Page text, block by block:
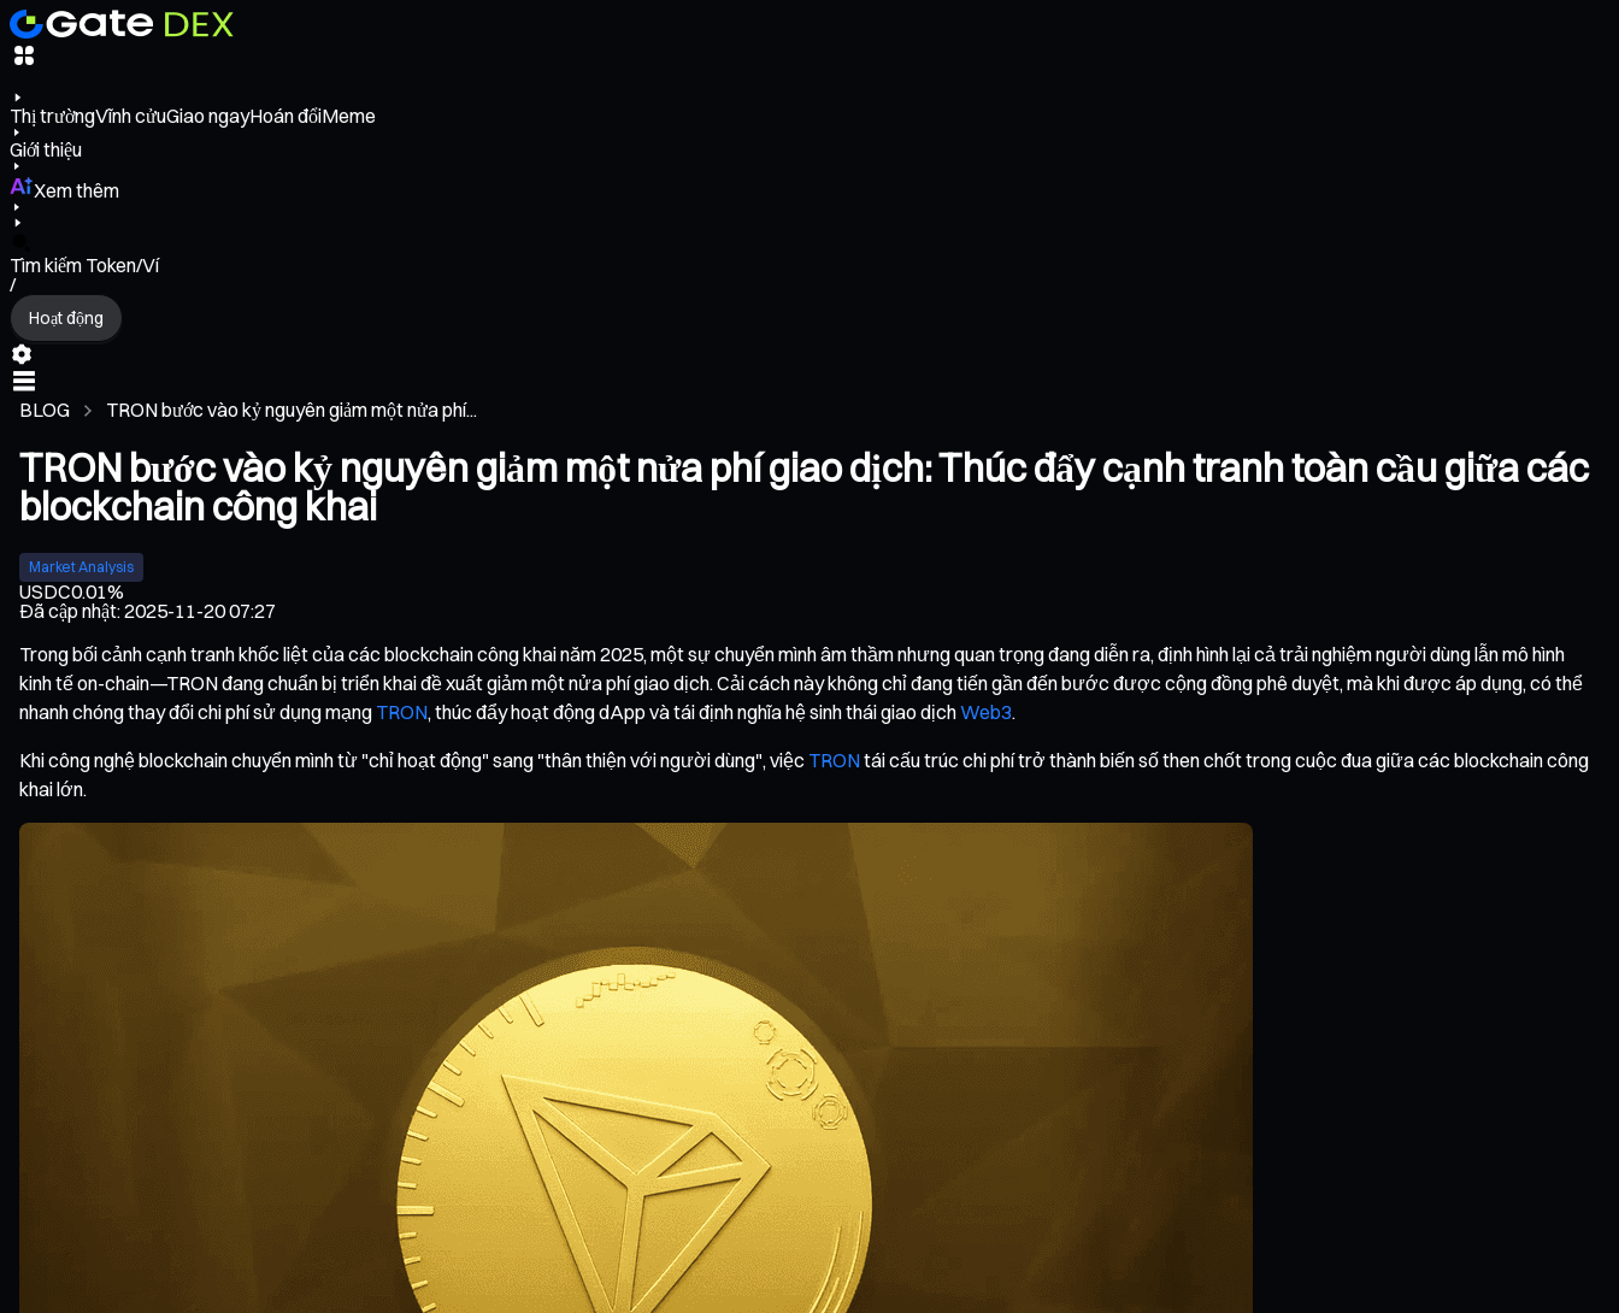
Thị trườngVĩnh cửuGiao ngayHoán đổiMeme
Giới thiệu
Xem thêm
Tìm kiếm Token/Ví
/
Hoạt động
BLOG TRON bước vào kỷ nguyên giảm một nửa phí...
TRON bước vào kỷ nguyên giảm một nửa phí giao dịch: Thúc đẩy cạnh tranh toàn cầu giữa các
blockchain công khai
Market Analysis
USDC0.01%
Đã cập nhật:2025-11-20 07:27
Trong bối cảnh cạnh tranh khốc liệt của các blockchain công khai năm 2025, một sự chuyển mình âm thầm nhưng quan trọng đang diễn ra, định hình lại cả trải nghiệm người dùng lẫn mô hình
kinh tế on-chain—TRON đang chuẩn bị triển khai đề xuất giảm một nửa phí giao dịch. Cải cách này không chỉ đang tiến gần đến bước được cộng đồng phê duyệt, mà khi được áp dụng, có thể
nhanh chóng thay đổi chi phí sử dụng mạng TRON, thúc đẩy hoạt động dApp và tái định nghĩa hệ sinh thái giao dịchWeb3.
Khi công nghệ blockchain chuyển mình từ "chỉ hoạt động" sang "thân thiện với người dùng", việc TRONtái cấu trúc chi phí trở thành biến số then chốt trong cuộc đua giữa các blockchain công
khai lớn.